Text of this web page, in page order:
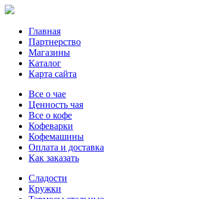
Главная
Партнерство
Магазины
Каталог
Карта сайта
Все о чае
Ценность чая
Все о кофе
Кофеварки
Кофемашины
Оплата и доставка
Как заказать
Сладости
Кружки